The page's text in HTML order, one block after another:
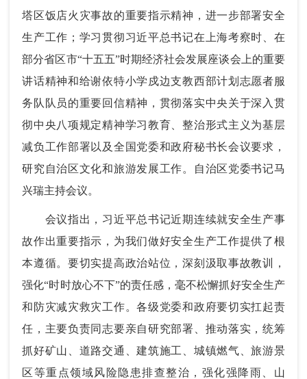
塔区饭店火灾事故的重要指示精神，进一步部署安全
生产工作；学习贯彻习近平总书记在上海考察时、在
部分省区市“十五五”时期经济社会发展座谈会上的重要
讲话精神和给谢依特小学戍边支教西部计划志愿者服
务队队员的重要回信精神，贯彻落实中央关于深入贯
彻中央八项规定精神学习教育、整治形式主义为基层
减负工作部署以及全国党委和政府秘书长会议要求，
研究自治区文化和旅游发展工作。自治区党委书记马
兴瑞主持会议。
会议指出，习近平总书记近期连续就安全生产事
故作出重要指示，为我们做好安全生产工作提供了根
本遵循。要切实提高政治站位，深刻汲取事故教训，
强化“时时放心不下”的责任感，毫不松懈抓好安全生产
和防灾减灾救灾工作。各级党委和政府要切实扛起责
任，主要负责同志要亲自研究部署、推动落实，统筹
抓好矿山、道路交通、建筑施工、城镇燃气、旅游景
区等重点领域风险隐患排查整治，强化强降雨、山